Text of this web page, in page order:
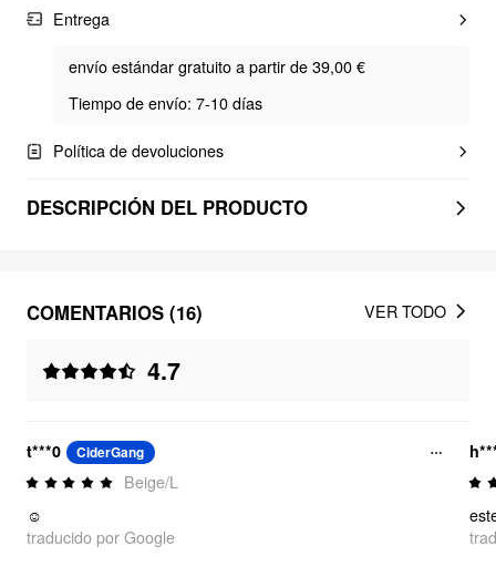
Entrega
envío estándar gratuito a partir de 39,00 €
Tiempo de envío: 7-10 días
Política de devoluciones
DESCRIPCIÓN DEL PRODUCTO
COMENTARIOS (16)
4.7
VER TODO
t***0 CiderGang
Beige/L
☺️
traducido por Google